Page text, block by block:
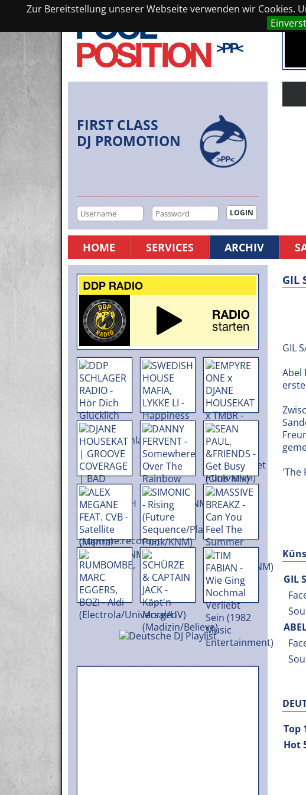
Zur Bereitstellung unserer Webseite verwenden wir Cookies.
FIRST CLASS
DJ PROMOTION
HOME SERVICES ARCHIV
GIL
GIL
Abel
'The
GIL
Top
Hot